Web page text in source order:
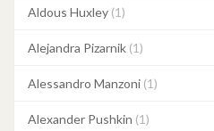
Aldous Huxley (1)
Alejandra Pizarnik (1)
Alessandro Manzoni (1)
Alexander Pushkin (1)